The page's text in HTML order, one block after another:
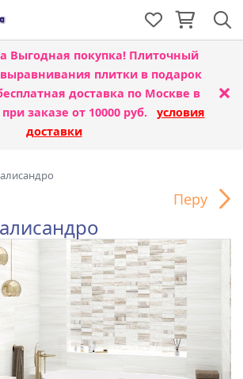
Выгодная покупка! Плиточный
плитки в подарок
доставка по Москве в
заказе от 10000 руб. условия
доставки
×
Перу